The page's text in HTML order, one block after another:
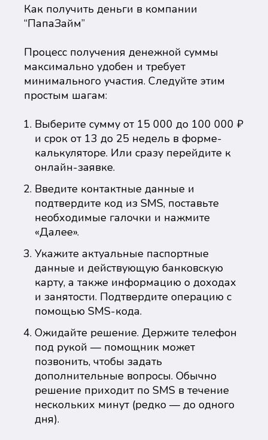
Как получить деньги в компании
“ПапаЗайм”
Процесс получения денежной суммы
максимально удобен и требует
минимального участия. Следуйте этим
простым шагам:
Выберите сумму от 15 000 до 100 000 ₽
и срок от 13 до 25 недель в форме-
калькуляторе. Или сразу перейдите к
онлайн-заявке.
Введите контактные данные и
подтвердите код из SMS, поставьте
необходимые галочки и нажмите
«Далее».
Укажите актуальные паспортные
данные и действующую банковскую
карту, а также информацию о доходах
и занятости. Подтвердите операцию с
помощью SMS-кода.
Ожидайте решение. Держите телефон
под рукой — помощник может
позвонить, чтобы задать
дополнительные вопросы. Обычно
решение приходит по SMS в течение
нескольких минут (редко — до одного
дня).